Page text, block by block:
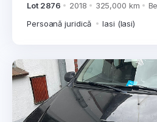
Lot 2876 2018 325,000 km
Persoană juridică
Iasi (Iasi)